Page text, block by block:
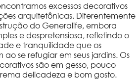
excessos decorativos
arquitetônicas. Diferentemente
do Generalife, embora
e despretensiosa, refletindo o
e tranquilidade que os
se refugiar em seus jardins. Os
são em gesso, pouco
delicadeza e bom gosto.